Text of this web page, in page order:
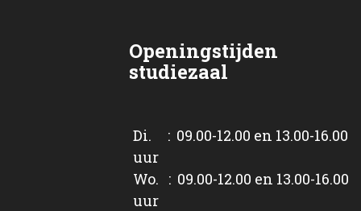
Openingstijden
studiezaal
Di. : 09.00-12.00 en 13.00-16.00
uur
Wo. : 09.00-12.00 en 13.00-16.00
uur